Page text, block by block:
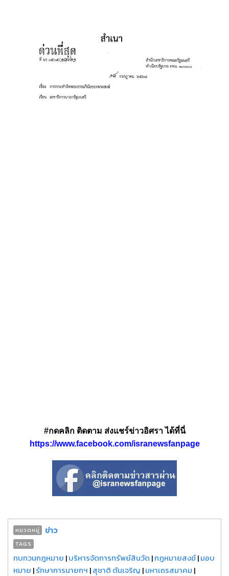
#กดคลิก ติดตาม ส่งแชร์ข่าวอิศรา ได้ที่นี่
https://www.facebook.com/isranewsfanpage
หมวดหมู่ ข่าว
TAGS
ทบทวนกฎหมาย |บริหารจัดการทรัพย์สินวัด |กฎหมายสงฆ์|มอบ
หมาย |รักษาการนายกฯ |สุชาติ ตันเจริญ |มหาเถรสมาคม |